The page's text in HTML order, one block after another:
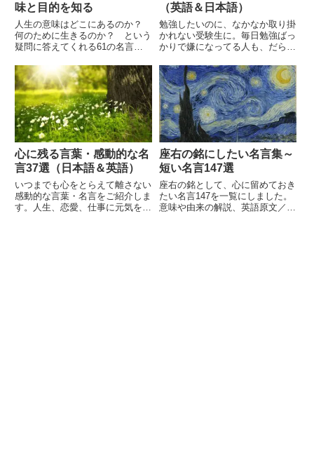
味と目的を知る
人生の意味はどこにあるのか？
何のために生きるのか？ という
疑問に答えてくれる61の名言を
ての偉人たちの語った言葉をヒン
トにして、自分にしっくりくる答
えを見つられます。
（英語＆日本語）
勉強したいのに、なかなか取り掛
かれない受験生に。毎日勉強ばっ
かりで嫌になってる人も、だらけ
も、やる気をなくしている人も、
色々なことを考えて怖くなってる
人も、今すぐ机に向かいたくなる
30の名言を英文付きで。
心に残る言葉・感動的な名
言37選（日本語＆英語）
いつまでも心をとらえて離さない
感動的な言葉・名言をご紹介しま
す。人生、恋愛、仕事に元気を。
座右の銘にしたい名言集～
短い名言147選
座右の銘として、心に留めておき
たい名言147を一覧にしました。
意味や由来の解説、英語原文／英